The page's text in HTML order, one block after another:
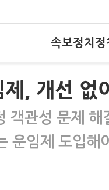
속보정치 정
, 개선 없
객관성 문제 해
운임제 도입해